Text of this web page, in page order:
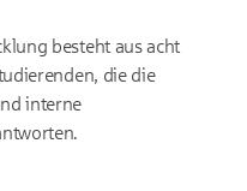
besteht aus acht
die die
interne